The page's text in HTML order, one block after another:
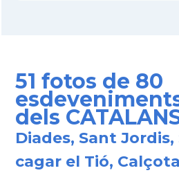
51 fotos de 80
dels
Diades, Sant
cagar el Tió,